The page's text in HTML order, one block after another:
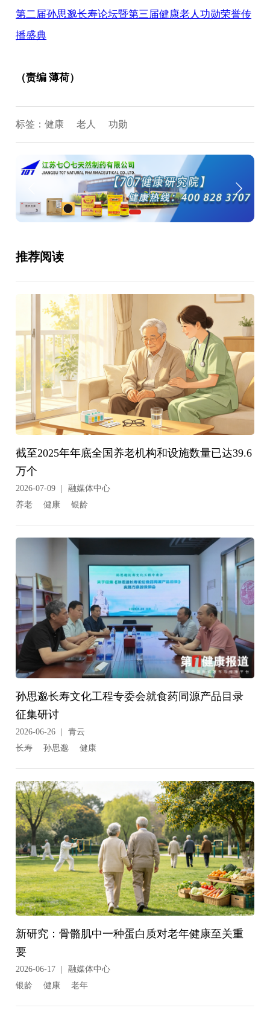
第二届孙思邈长寿论坛暨第三届健康老人功勋荣誉传
播盛典
（责编 薄荷）
标签：健康 老人 功勋
推荐阅读
截至2025年年底全国养老机构和设施数量已达39.6
万个
2026-07-09
融媒体中心
养老
健康 银龄
孙思邈长寿文化工程专委会就食药同源产品目录
征集研讨
2026-06-26
青云
长寿
孙思邈 健康
新研究：骨骼肌中一种蛋白质对老年健康至关重
要
2026-06-17
融媒体中心
银龄
健康 老年